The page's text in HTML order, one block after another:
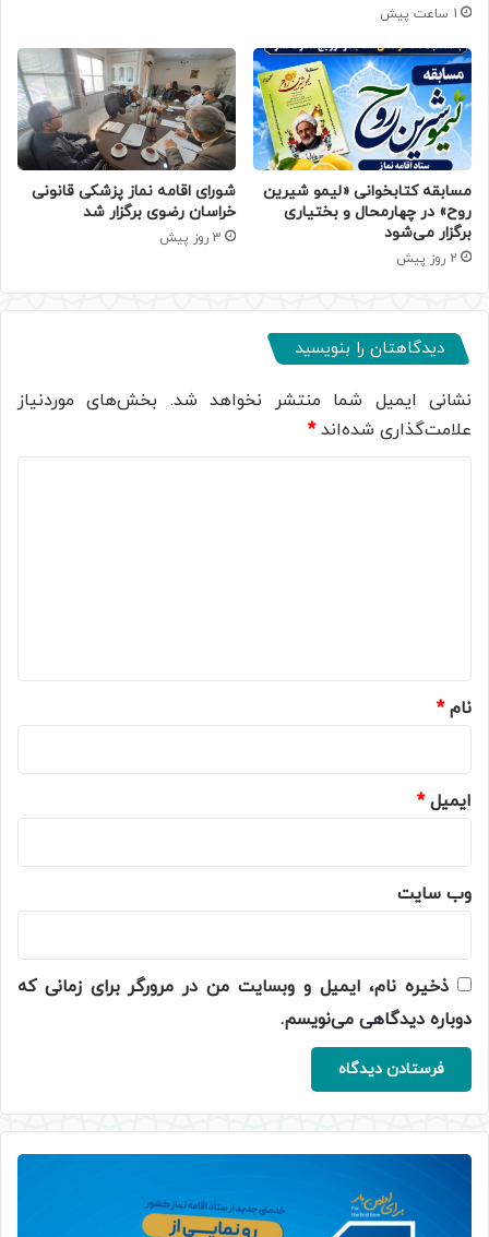
1 ساعت پیش
مسابقه کتابخوانی «لیمو شیرین
روح» در چهارمحال و بختیاری
برگزار می‌شود
2 روز پیش
شورای اقامه نماز پزشکی قانونی
خراسان رضوی برگزار شد
3 روز پیش
دیدگاهتان را بنویسید
نشانی ایمیل شما منتشر نخواهد شد. بخش‌های موردنیاز
علامت‌گذاری شده‌اند*
نام*
ایمیل*
وب‌ سایت
ذخیره نام، ایمیل و وبسایت من در مرورگر برای زمانی که
دوباره دیدگاهی می‌نویسم.